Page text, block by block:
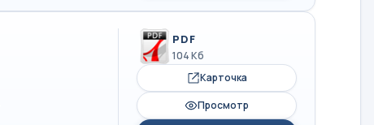
PDF
104 Кб
Карточка
Просмотр